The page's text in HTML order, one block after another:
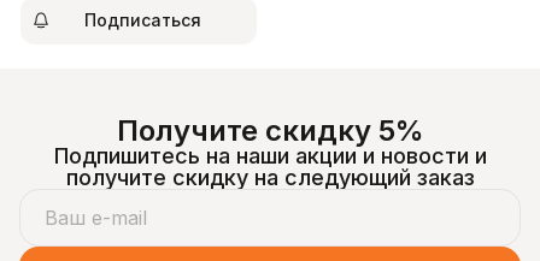
Подписаться
Получите скидку 5%
Подпишитесь на наши акции и новости и
получите скидку на следующий заказ